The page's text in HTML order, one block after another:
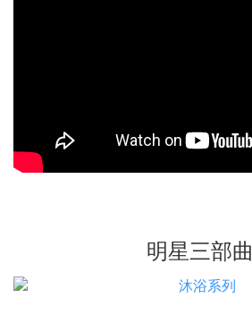
明星三部曲